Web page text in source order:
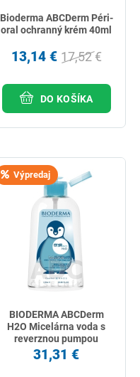
Bioderma ABCDerm Péri-
oral ochranný krém 40ml
13,14 € 17,52 €
DO KOŠÍKA
Výpredaj
BIODERMA ABCDerm
H2O Micelárna voda s
reverznou pumpou
1000ml
31,31 €